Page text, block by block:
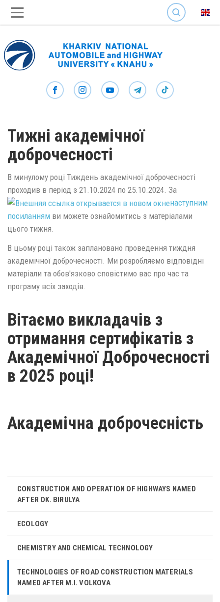
SEARCH
Тижні академічної
доброчесності
В минулому році Тиждень академічної доброчесності
проходив в період з 21.10.2024 по 25.10.2024. За
наступним
посиланням ви можете ознайомитись з матеріалами
цього тижня.
В цьому році також заплановано проведення тиждня
академічної доброчесності. Ми розробляємо відповідні
матеріали та обов'язково сповістимо вас про час та
програму всіх заходів.
Вітаємо викладачів з
отримання сертифікатів з
Академічної Доброчесності
в 2025 році!
Академічна доброчесність
CONSTRUCTION AND OPERATION OF HIGHWAYS NAMED
AFTER OK. BIRULYA
ECOLOGY
CHEMISTRY AND CHEMICAL TECHNOLOGY
TECHNOLOGIES OF ROAD CONSTRUCTION MATERIALS
NAMED AFTER M.I. VOLKOVA